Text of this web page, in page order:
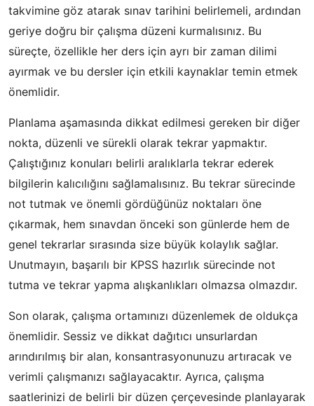
takvimine göz atarak sınav tarihini belirlemeli, ardından
geriye doğru bir çalışma düzeni kurmalısınız. Bu
süreçte, özellikle her ders için ayrı bir zaman dilimi
ayırmak ve bu dersler için etkili kaynaklar temin etmek
önemlidir.
Planlama aşamasında dikkat edilmesi gereken bir diğer
nokta, düzenli ve sürekli olarak tekrar yapmaktır.
Çalıştığınız konuları belirli aralıklarla tekrar ederek
bilgilerin kalıcılığını sağlamalısınız. Bu tekrar sürecinde
not tutmak ve önemli gördüğünüz noktaları öne
çıkarmak, hem sınavdan önceki son günlerde hem de
genel tekrarlar sırasında size büyük kolaylık sağlar.
Unutmayın, başarılı bir KPSS hazırlık sürecinde not
tutma ve tekrar yapma alışkanlıkları olmazsa olmazdır.
Son olarak, çalışma ortamınızı düzenlemek de oldukça
önemlidir. Sessiz ve dikkat dağıtıcı unsurlardan
arındırılmış bir alan, konsantrasyonunuzu artıracak ve
verimli çalışmanızı sağlayacaktır. Ayrıca, çalışma
saatlerinizi de belirli bir düzen çerçevesinde planlayarak